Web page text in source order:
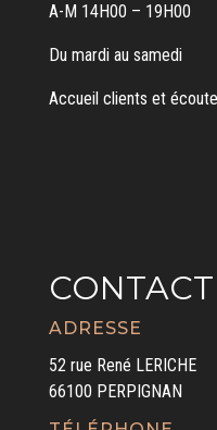
A-M 14H00 – 19H00
Du mardi au samedi
Accueil clients et
CONTACT
ADRESSE
52 rue René LERICHE
66100 PERPIGNAN